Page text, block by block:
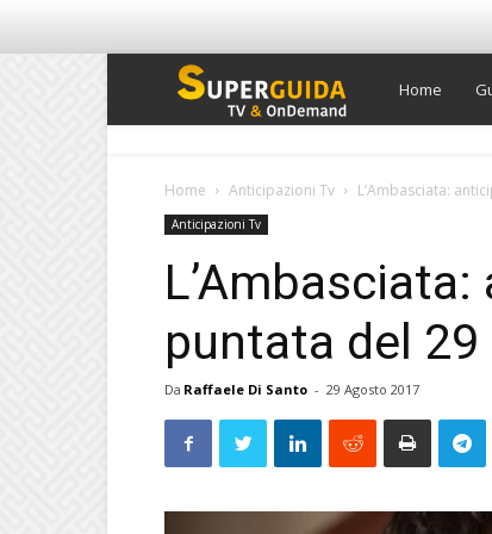
Super
Home
Home Anticipazioni Tv L’Ambasciata:
Anticipazioni Tv
puntata del 29
Da Raffaele Di Santo - 29 Agosto 2017